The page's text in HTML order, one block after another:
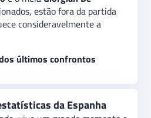
estão fora da partida
consideravelmente a
últimos confrontos
da Espanha